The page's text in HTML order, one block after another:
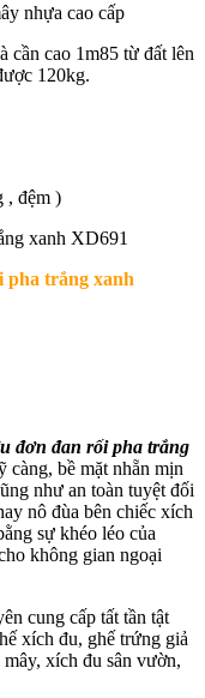
nhựa cao cấp
cần cao 1m85 từ đất lên
120kg.
, đệm )
pha trắng xanh
đơn đan rối pha trắng
càng, bề mặt nhẵn mịn
như an toàn tuyệt đối
nô đùa bên chiếc xích
sự khéo léo của
không gian ngoại
cung cấp tất tần tật
xích đu, ghế trứng giả
xích đu sân vườn,